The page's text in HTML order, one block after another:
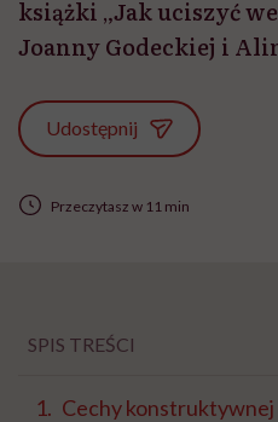
książki „Jak uciszyć
Joanny Godeckiej i
Udostępnij
Przeczytasz w 11 min
SPIS TREŚCI
Cechy